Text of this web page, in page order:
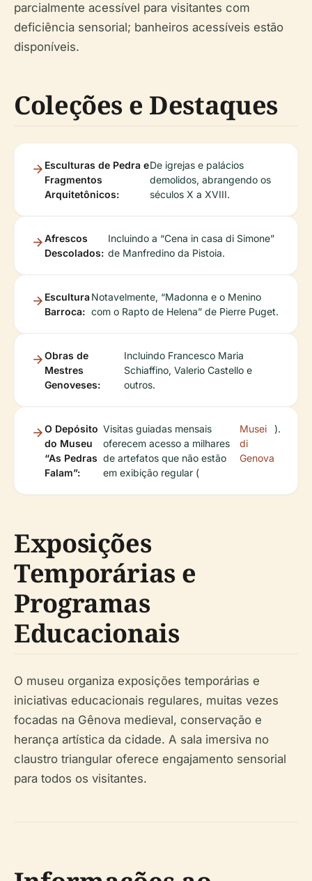
parcialmente acessível para visitantes com
deficiência sensorial; banheiros acessíveis estão
disponíveis.
Coleções e Destaques
Esculturas de Pedra e
Fragmentos
Arquitetônicos:
De igrejas e palácios
demolidos, abrangendo os
séculos X a XVIII.
Afrescos
Descolados:
Incluindo a “Cena in casa di Simone”
de Manfredino da Pistoia.
Escultura
Barroca:
Notavelmente, “Madonna e o Menino
com o Rapto de Helena” de Pierre Puget.
Obras de
Mestres
Genoveses:
Incluindo Francesco Maria
Schiaffino, Valerio Castello e
outros.
O Depósito
do Museu
“As Pedras
Falam”:
Visitas guiadas mensais
oferecem acesso a milhares
de artefatos que não estão
em exibição regular (
Musei
di
Genova
).
Exposições
Temporárias e
Programas
Educacionais
O museu organiza exposições temporárias e
iniciativas educacionais regulares, muitas vezes
focadas na Gênova medieval, conservação e
herança artística da cidade. A sala imersiva no
claustro triangular oferece engajamento sensorial
para todos os visitantes.